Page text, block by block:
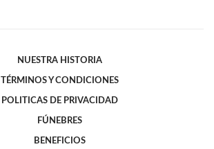
NUESTRA HISTORIA
TÉRMINOS Y CONDICIONES
POLITICAS DE PRIVACIDAD
FÚNEBRES
BENEFICIOS